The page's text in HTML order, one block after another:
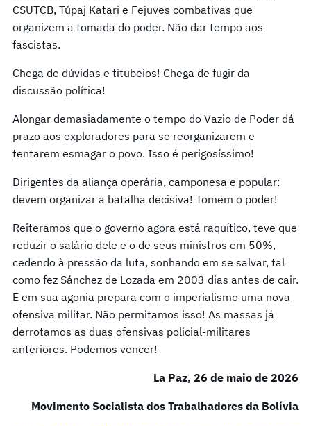
CSUTCB, Túpaj Katari e Fejuves combativas que
organizem a tomada do poder. Não dar tempo aos
fascistas.
Chega de dúvidas e titubeios! Chega de fugir da
discussão política!
Alongar demasiadamente o tempo do Vazio de Poder dá
prazo aos exploradores para se reorganizarem e
tentarem esmagar o povo. Isso é perigosíssimo!
Dirigentes da aliança operária, camponesa e popular:
devem organizar a batalha decisiva! Tomem o poder!
Reiteramos que o governo agora está raquítico, teve que
reduzir o salário dele e o de seus ministros em 50%,
cedendo à pressão da luta, sonhando em se salvar, tal
como fez Sánchez de Lozada em 2003 dias antes de cair.
E em sua agonia prepara com o imperialismo uma nova
ofensiva militar. Não permitamos isso! As massas já
derrotamos as duas ofensivas policial-militares
anteriores. Podemos vencer!
La Paz, 26 de maio de 2026
Movimento Socialista dos Trabalhadores da Bolívia